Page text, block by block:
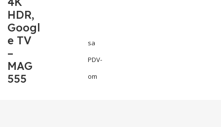
HDR,
Googl
e TV
–
MAG
555
sa
PDV-
om